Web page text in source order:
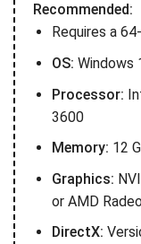
Recommended:
Requires a
OS: Windows
Processor:
3600
Memory: 12
Graphics:
or AMD
DirectX: